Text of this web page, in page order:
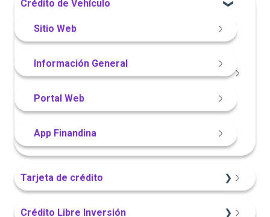
Información General
Portal Web
Crédito de Vehículo
Sitio Web
Información General
Portal Web
App Finandina
Tarjeta de crédito
Crédito Libre Inversión